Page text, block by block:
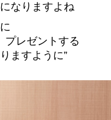
なりますよね
プレゼントする
ますように”